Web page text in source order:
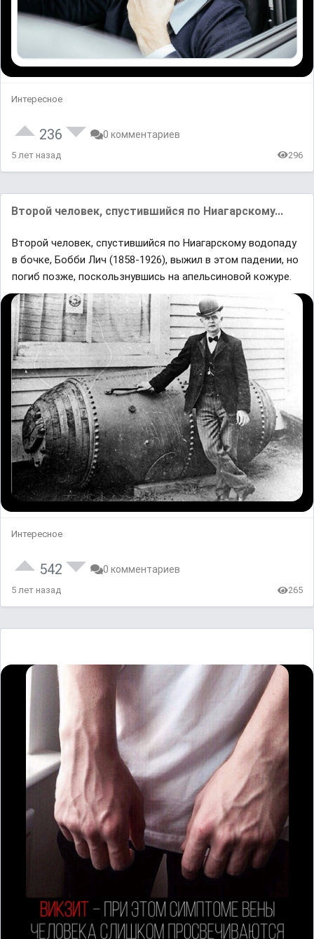
Интересное
236 0 комментариев
5 лет назад 296
Второй человек, спустившийся по Ниагарскому...
Второй человек, спустившийся по Ниагарскому водопаду
в бочке, Бобби Лич (1858-1926), выжил в этом падении, но
погиб позже, поскользнувшись на апельсиновой кожуре.
Интересное
542 0 комментариев
5 лет назад 265